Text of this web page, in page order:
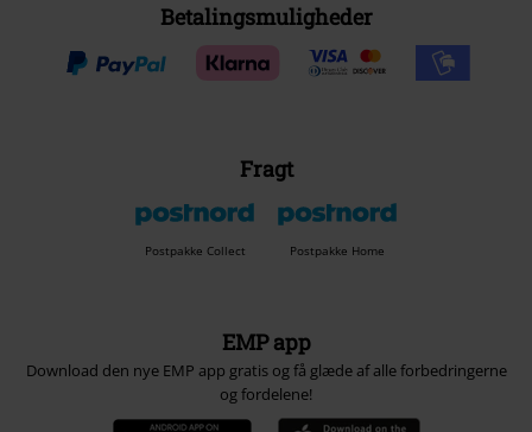
Betalingsmuligheder
Fragt
Postpakke Collect Postpakke Home
EMP app
Download den nye EMP app gratis og få glæde af alle forbedringerne
og fordelene!